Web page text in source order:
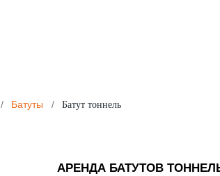
/ Батуты / Батут тоннель
АРЕНДА БАТУТОВ